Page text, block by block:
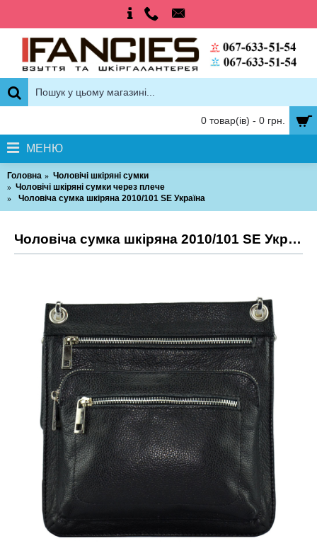
0 товар(ів) - 0 грн.
МЕНЮ
Головна
Чоловічі шкіряні сумки
Чоловічі шкіряні сумки через плече
Чоловіча сумка шкіряна 2010/101 SE Україна
Чоловіча сумка шкіряна 2010/101 SE Україна